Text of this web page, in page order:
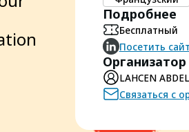
Подробнее
Бесплатный
Посетить сайт
Организатор
LAHCEN
Связаться с